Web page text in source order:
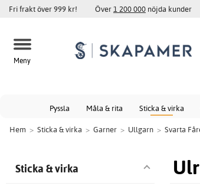
Fri frakt över 999 kr! Över1 200 000 nöjda kunder
Meny
Pyssla Måla & rita Sticka & virka
Hem > Sticka & virka > Garner > Ullgarn > Svarta
Sticka & virka